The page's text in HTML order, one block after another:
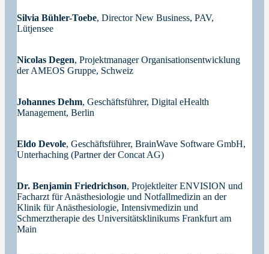
Silvia Bühler-Toebe, Director New Business, PAV,
Lütjensee
Nicolas Degen, Projektmanager Organisationsentwicklung
der AMEOS Gruppe, Schweiz
Johannes Dehm, Geschäftsführer, Digital eHealth
Management, Berlin
Eldo Devole, Geschäftsführer, BrainWave Software GmbH,
Unterhaching (Partner der Concat AG)
Dr. Benjamin Friedrichson, Projektleiter ENVISION und
Facharzt für Anästhesiologie und Notfallmedizin an der
Klinik für Anästhesiologie, Intensivmedizin und
Schmerztherapie des Universitätsklinikums Frankfurt am
Main